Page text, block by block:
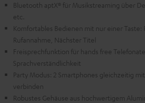
Bluetooth aptX® für Musikstreaming über
etc.
Komfortables Bedienen mit nur einer Taste:
Rufannahme, Nächster Titel
Freisprechfunktion für hands free
Sprachverständlichkeit
Party Modus: 2 Smartphones gleichzeitig mit
verbinden
Robustes Gehäuse aus hochwertigem